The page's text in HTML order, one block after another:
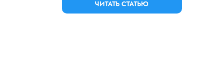
вечной красоты ваших окон.
ЧИТАТЬ СТАТЬЮ